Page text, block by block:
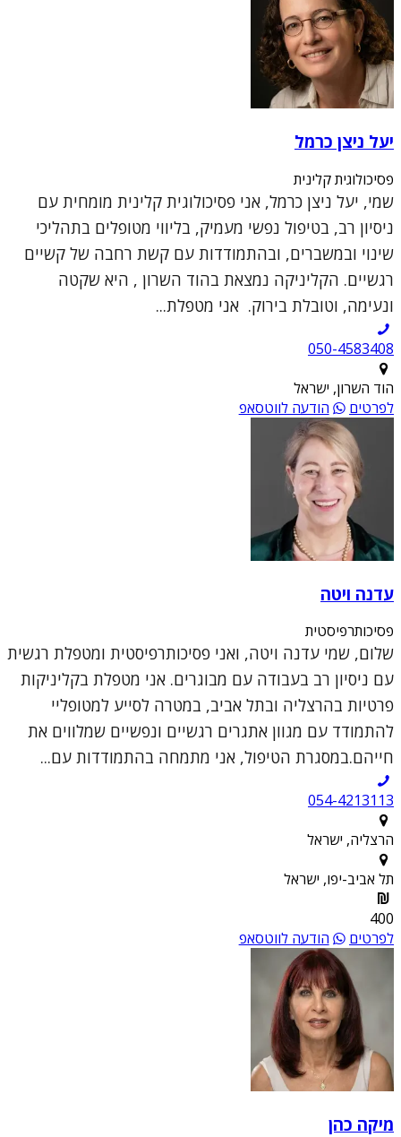
יעל ניצן כרמל
פסיכולוגית קלינית
שמי, יעל ניצן כרמל, אני פסיכולוגית קלינית מומחית עם
ניסיון רב, בטיפול נפשי מעמיק, בליווי מטופלים בתהליכי
שינוי ובמשברים, ובהתמודדות עם קשת רחבה של קשיים
רגשיים. הקליניקה נמצאת בהוד השרון , היא שקטה
ונעימה, וטובלת בירוק. אני מטפלת...
050-4583408
הוד השרון, ישראל
לפרטים
הודעה לווטסאפ
עדנה ויטה
פסיכותרפיסטית
שלום, שמי עדנה ויטה, ואני פסיכותרפיסטית ומטפלת רגשית
עם ניסיון רב בעבודה עם מבוגרים. אני מטפלת בקליניקות
פרטיות בהרצליה ובתל אביב, במטרה לסייע למטופליי
להתמודד עם מגוון אתגרים רגשיים ונפשיים שמלווים את
חייהם.במסגרת הטיפול, אני מתמחה בהתמודדות עם...
054-4213113
הרצליה, ישראל
תל אביב-יפו, ישראל
400
לפרטים
הודעה לווטסאפ
מיקה כהן